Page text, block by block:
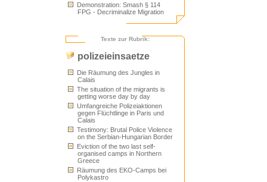
Demonstration: Smash § 114
FPG - Decriminalize Migration
Texte zur Rubrik:
polizeieinsaetze
Die Räumung des Jungles in
Calais
The situation of the migrants is
getting worse day by day
Umfangreiche Polizeiaktionen
gegen Flüchtlinge in Paris und
Calais
Testimony: Brutal Police Violence
on the Serbian-Hungarian Border
Eviction of the two last self-
organised camps in Northern
Greece
Räumung des EKO-Camps bei
Polykastro